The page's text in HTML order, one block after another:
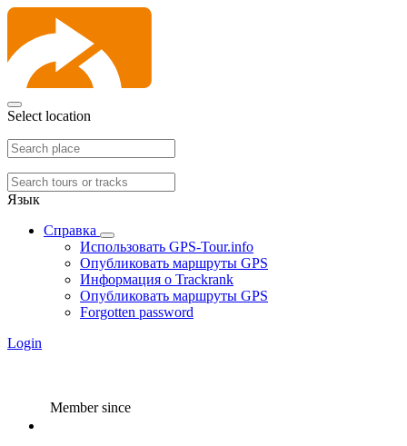
Select location
Язык
Справка
Использовать GPS-Tour.info
Опубликовать маршруты GPS
Информация о Trackrank
Опубликовать маршруты GPS
Forgotten password
Login
Member since